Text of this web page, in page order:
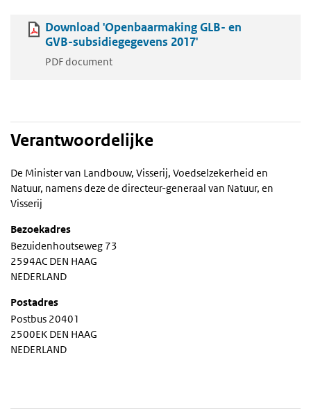
Download 'Openbaarmaking GLB- en
GVB-subsidiegegevens 2017'
PDF document
Verantwoordelijke
De Minister van Landbouw, Visserij, Voedselzekerheid en
Natuur, namens deze de directeur-generaal van Natuur, en
Visserij
Bezoekadres
Bezuidenhoutseweg 73
2594AC DEN HAAG
NEDERLAND
Postadres
Postbus 20401
2500EK DEN HAAG
NEDERLAND